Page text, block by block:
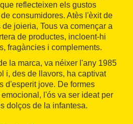
reflecteixen els gustos
consumidores. Atès l'èxit de
de joieria, Tous va començar a
de productes, incloent-hi
fragàncies i complements.
la marca, va néixer l'any 1985
i, des de llavors, ha captivat
d'esperit jove. De formes
l'ós va ser ideat per
dolços de la infantesa.